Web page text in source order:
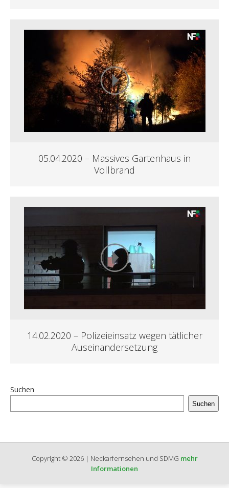
05.04.2020 – Massives Gartenhaus in
Vollbrand
14.02.2020 – Polizeieinsatz wegen tätlicher
Auseinandersetzung
Suchen
Suchen
Copyright © 2026 | Neckarfernsehen und SDMG mehr
Informationen